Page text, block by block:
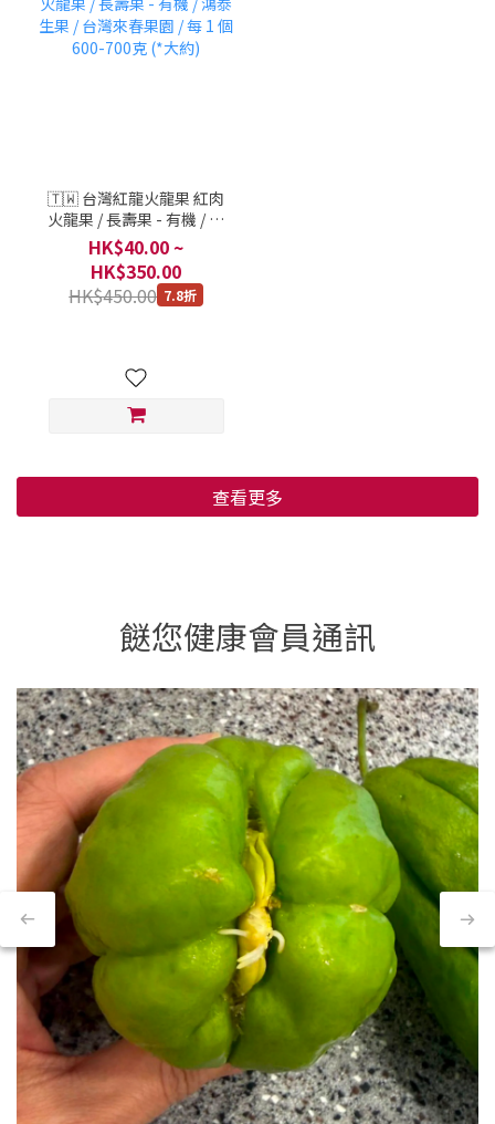
🇹🇼 台灣紅龍火龍果 紅肉
火龍果 / 長壽果 - 有機 / 鴻
泰生果 / 台灣來春果園 / 每
1 個 600-700克 (*大約)
HK$40.00 ~
HK$350.00
HK$450.00 7.8折
查看更多
餸您健康會員通訊